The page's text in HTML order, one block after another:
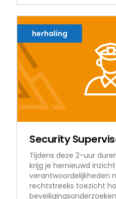
herhaling
Security
Tijdens deze 2-uur
krijg je hernieuwd
verantwoordelijkheden
rechtstreeks toezicht